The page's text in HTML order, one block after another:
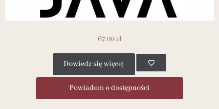
67.00zł
Dowiedz się więcej
Powiadom o dostępności